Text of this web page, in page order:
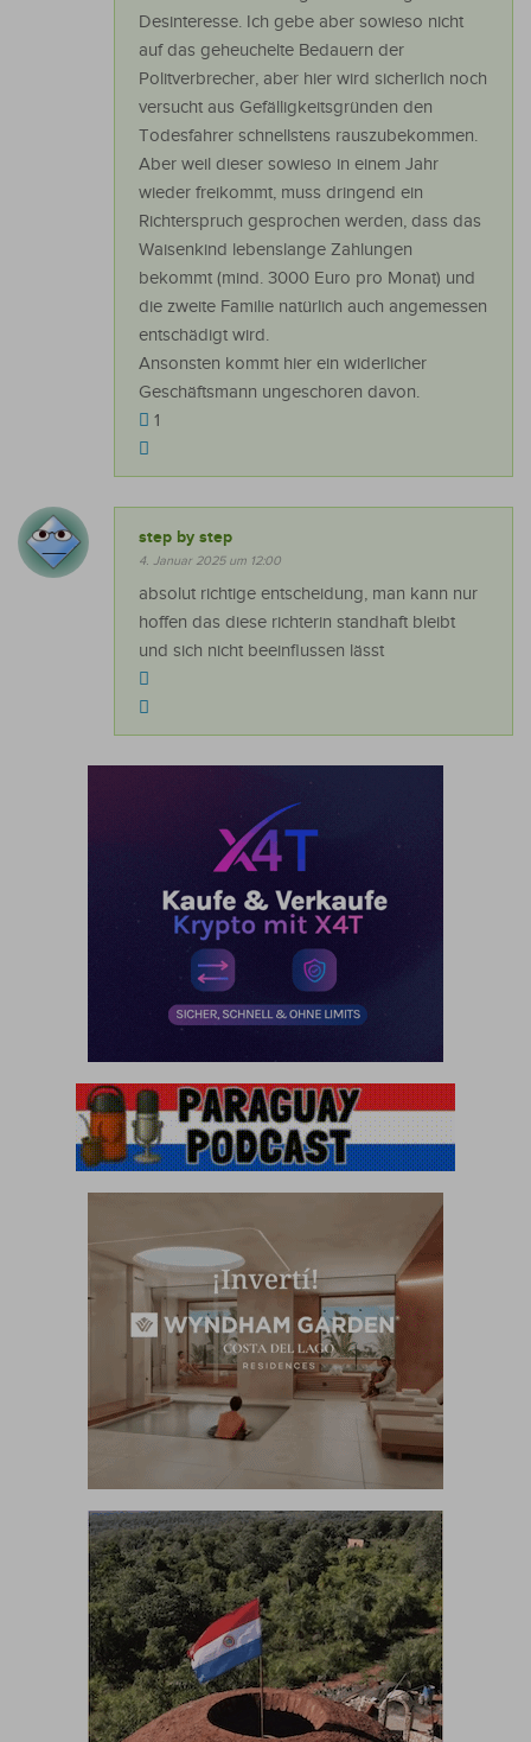
Desinteresse. Ich gebe aber sowieso nicht
auf das geheuchelte Bedauern der
Politverbrecher, aber hier wird sicherlich noch
versucht aus Gefälligkeitsgründen den
Todesfahrer schnellstens rauszubekommen.
Aber weil dieser sowieso in einem Jahr
wieder freikommt, muss dringend ein
Richterspruch gesprochen werden, dass das
Waisenkind lebenslange Zahlungen
bekommt (mind. 3000 Euro pro Monat) und
die zweite Familie natürlich auch angemessen
entschädigt wird.
Ansonsten kommt hier ein widerlicher
Geschäftsmann ungeschoren davon.
1
step by step
4. Januar 2025 um 12:00
absolut richtige entscheidung, man kann nur
hoffen das diese richterin standhaft bleibt
und sich nicht beeinflussen lässt